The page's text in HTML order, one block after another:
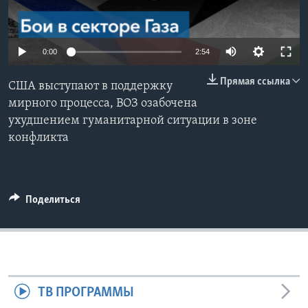
Learning English
Языки
0:00 2:54
Прямая ссылка
США выступают в поддержку
мирного процесса, ВОЗ озабочена
ухудшением гуманитарной ситуации в зоне
конфликта
Поделиться
ТВ ПРОГРАММЫ